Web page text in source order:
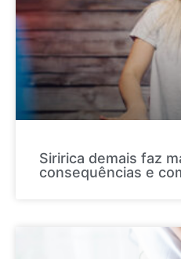
Siririca demais faz
consequências e